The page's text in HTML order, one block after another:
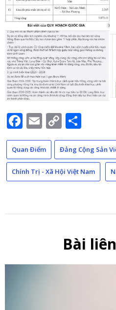
Facebook
Email
Copy
Link
Quan Điểm Đảng Cộng Sản
Chính Trị - Xã Hội Việt Nam
Bài